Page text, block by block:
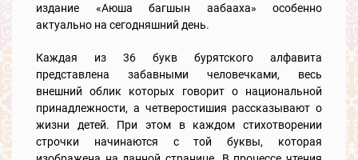
издание «Аюша багшын аабааха» особенно
актуально на сегодняшний день.
Каждая из 36 букв бурятского алфавита
представлена забавными человечками, весь
внешний облик которых говорит о национальной
принадлежности, а четверостишия рассказывают о
жизни детей. При этом в каждом стихотворении
строчки начинаются с той буквы, которая